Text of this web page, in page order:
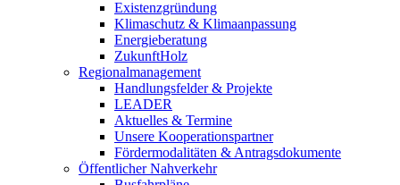
Existenzgründung
Klimaschutz & Klimaanpassung
Energieberatung
ZukunftHolz
Regionalmanagement
Handlungsfelder & Projekte
LEADER
Aktuelles & Termine
Unsere Kooperationspartner
Fördermodalitäten & Antragsdokumente
Öffentlicher Nahverkehr